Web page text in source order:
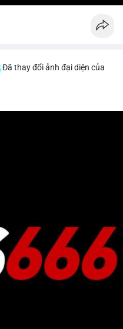
Đã thay đổi ảnh đại diện của